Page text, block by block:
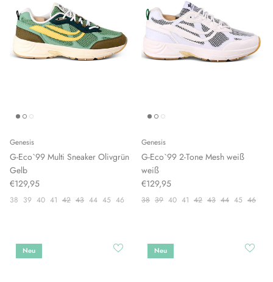
Genesis
G-Eco`99 Multi Sneaker Olivgrün
Gelb
€129,95
38 39 40 41 42 43 44 45 46
Genesis
G-Eco`99 2-Tone Mesh weiß
weiß
€129,95
38 39 40 41 42 43 44 45 46
Neu Neu